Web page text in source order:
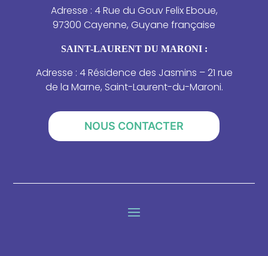
Adresse : 4 Rue du Gouv Felix Eboue,
97300 Cayenne, Guyane française
SAINT-LAURENT DU MARONI :
Adresse : 4 Résidence des Jasmins – 21 rue
de la Marne, Saint-Laurent-du-Maroni.
NOUS CONTACTER